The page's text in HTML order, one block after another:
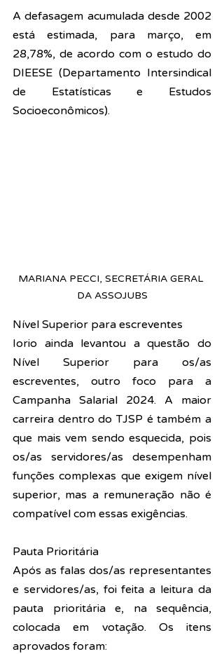
A defasagem acumulada desde 2002
está estimada, para março, em
28,78%, de acordo com o estudo do
DIEESE (Departamento Intersindical
de Estatísticas e Estudos
Socioeconômicos).
MARIANA PECCI, SECRETÁRIA GERAL
DA ASSOJUBS
Nível Superior para escreventes
Iorio ainda levantou a questão do
Nível Superior para os/as
escreventes, outro foco para a
Campanha Salarial 2024. A maior
carreira dentro do TJSP é também a
que mais vem sendo esquecida, pois
os/as servidores/as desempenham
funções complexas que exigem nível
superior, mas a remuneração não é
compatível com essas exigências.
Pauta Prioritária
Após as falas dos/as representantes
e servidores/as, foi feita a leitura da
pauta prioritária e, na sequência,
colocada em votação. Os itens
aprovados foram: